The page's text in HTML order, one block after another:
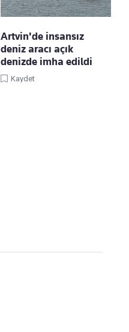
Artvin'de insansız
deniz aracı açık
denizde imha edildi
Kaydet